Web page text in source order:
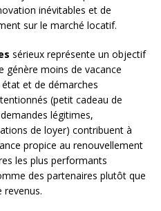
inévitables et de
sur le marché locatif.
sérieux représente un objectif
génère moins de vacance
et de démarches
(petit cadeau de
légitimes,
de loyer) contribuent à
propice au renouvellement
les plus performants
des partenaires plutôt que
revenus.